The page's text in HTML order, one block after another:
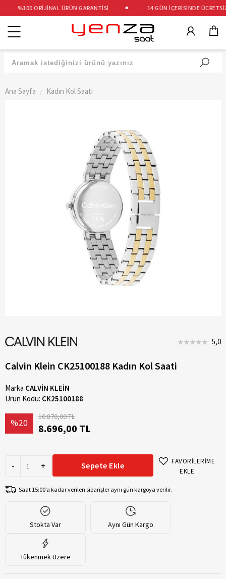
%100 ORİJİNAL ÜRÜN GARANTİSİ 14 GÜN İÇERİSİNDE ÜCRETSİZ
Kategoriler
Ana Sayfa Kadın Kol Saati
5,0
Calvin Klein CK25100188 Kadın Kol Saati
Marka CALVİN KLEİN
Ürün Kodu: CK25100188
%20
10.870,00 TL
8.696,00 TL
- + Sepete Ekle
FAVORİLERİME
EKLE
Saat 15:00’a kadar verilen siparişler aynı gün kargoya verilir.
Stokta Var Aynı Gün Kargo
Tükenmek Üzere